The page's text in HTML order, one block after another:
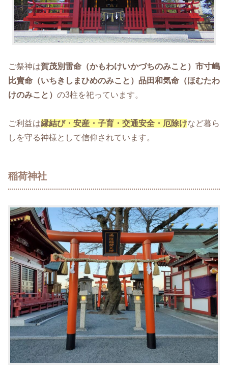
ご祭神は賀茂別雷命（かもわけいかづちのみこと）市寸嶋
比賣命（いちきしまひめのみこと）品田和気命（ほむたわ
けのみこと） の3柱を祀っています。
ご利益は縁結び・安産・子育・交通安全・厄除けなど暮ら
しを守る神様として信仰されています。
稲荷神社